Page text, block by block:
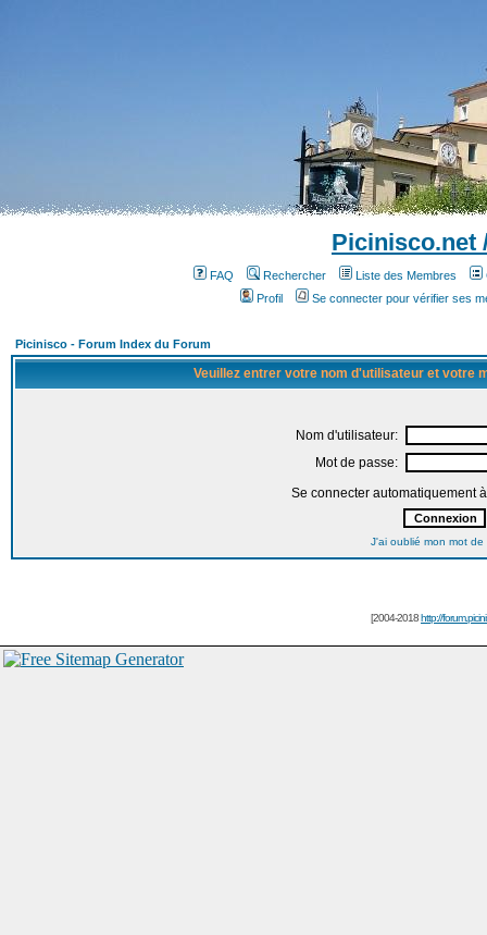
Picinisco.net
FAQ Rechercher Liste des Membres
Profil
Se connecter pour vérifier ses
Picinisco - Forum Index du Forum
Veuillez entrer votre nom d'utilisateur et votre
Nom d'utilisateur:
Mot de passe:
Se connecter automatiquement
J'ai oublié mon mot de
[2004-2018http://